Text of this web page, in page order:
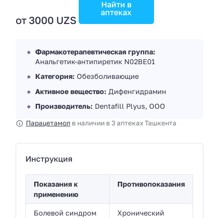
от 3000 UZS
Найти в
аптеках
Фармакотерапевтическая группа:
Анальгетик-антипиретик N02BE01
Категория: Обезболивающие
Активное вещество: Дифенгидрамин
Производитель: Dentafill Plyus, ООО
Парацетамол в наличии в 3 аптеках Ташкента
Инструкция
Показания к
применению
Противопоказания
Болевой синдром
Хронический